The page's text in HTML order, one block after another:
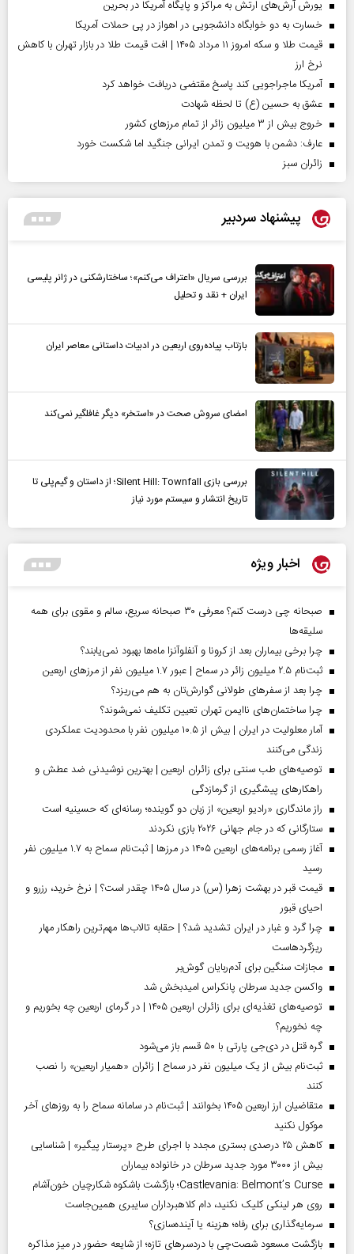
یورش آرش‌های ارتش به مراکز و پایگاه‌ آمریکا در بحرین
خسارت به دو خوابگاه دانشجویی در اهواز در پی حملات آمریکا
قیمت طلا و سکه امروز ۱۱ مرداد ۱۴۰۵ | افت قیمت طلا در بازار تهران با کاهش
نرخ ارز
آمریکا ماجراجویی کند پاسخ مقتضی دریافت خواهد کرد
عشق به حسین (ع) تا لحظه شهادت
خروج بیش از ۳ میلیون زائر از تمام مرز‌های کشور
عارف: دشمن با هویت و تمدن ایرانی جنگید اما شکست خورد
‌زائران سبز
پیشنهاد سردبیر
بررسی سریال «اعتراف می‌کنم»؛ ساختارشکنی در ژانر پلیسی
ایران + نقد و تحلیل
بازتاب پیاده‌روی اربعین در ادبیات داستانی معاصر ایران
امضای سروش صحت در «استخر» دیگر غافلگیر نمی‌کند
بررسی بازی Silent Hill: Townfall؛ از داستان و گیم‌پلی تا
تاریخ انتشار و سیستم مورد نیاز
اخبار ویژه
صبحانه چی درست کنم؟ معرفی ۳۰ صبحانه سریع، سالم و مقوی برای همه
سلیقه‌ها
چرا برخی بیماران بعد از کرونا و آنفلوآنزا ماه‌ها بهبود نمی‌یابند؟
ثبت‌نام ۲.۵ میلیون زائر در سماح | عبور ۱.۷ میلیون نفر از مرز‌های اربعین
چرا بعد از سفرهای طولانی گوارش‌تان به هم می‌ریزد؟
چرا ساختمان‌های ناایمن تهران تعیین تکلیف نمی‌شوند؟
آمار معلولیت در ایران | بیش از ۱۰.۵ میلیون نفر با محدودیت عملکردی
زندگی می‌کنند
توصیه‌های طب سنتی برای زائران اربعین | بهترین نوشیدنی ضد عطش و
راهکارهای پیشگیری از گرمازدگی
راز ماندگاری «رادیو اربعین» از زبان دو گوینده؛ رسانه‌ای که حسینیه است
ستارگانی که در جام جهانی ۲۰۲۶ بازی نکردند
آغاز رسمی برنامه‌های اربعین ۱۴۰۵ در مرز‌ها | ثبت‌نام سماح به ۱.۷ میلیون نفر
رسید
قیمت قبر در بهشت زهرا (س) در سال ۱۴۰۵ چقدر است؟ | نرخ خرید، رزرو و
احیای قبور
چرا گرد و غبار در ایران تشدید شد؟ | حقابه تالاب‌ها مهم‌ترین راهکار مهار
ریزگردهاست
مجازات سنگین برای آدم‌ربایان گوش‌بر
واکسن جدید سرطان پانکراس امیدبخش شد
توصیه‌های تغذیه‌ای برای زائران اربعین ۱۴۰۵ | در گرمای اربعین چه بخوریم و
چه نخوریم؟
گره قتل در دی‌جی پارتی با ۵۰ قسم باز می‌شود
ثبت‌نام بیش از یک میلیون نفر در سماح | زائران «همیار اربعین» را نصب
کنند
متقاضیان ارز اربعین ۱۴۰۵ بخوانند | ثبت‌نام در سامانه سماح را به روز‌های آخر
موکول نکنید
کاهش ۲۵ درصدی بستری مجدد با اجرای طرح «پرستار پیگیر» | شناسایی
بیش از ۳۰۰۰ مورد جدید سرطان در خانواده بیماران
Castlevania: Belmont’s Curse؛ بازگشت باشکوه شکارچیان خون‌آشام
روی هر لینکی کلیک نکنید، دام کلاهبرداران سایبری همین‌جاست
سرمایه‌گذاری برای رفاه؛ هزینه یا آینده‌سازی؟
بازگشت مسعود شصت‌چی با دردسر‌های تازه؛ از شایعه حضور در میز مذاکره